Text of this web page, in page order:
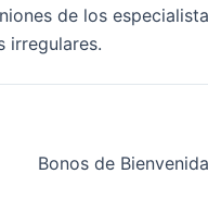
de los
irregulares.